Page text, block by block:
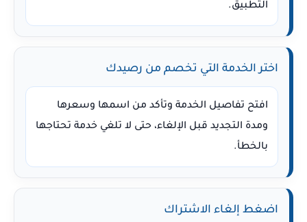
التطبيق.
اختر الخدمة التي تخصم من رصيدك
افتح تفاصيل الخدمة وتأكد من اسمها وسعرها
ومدة التجديد قبل الإلغاء، حتى لا تلغي خدمة تحتاجها
بالخطأ.
اضغط إلغاء الاشتراك